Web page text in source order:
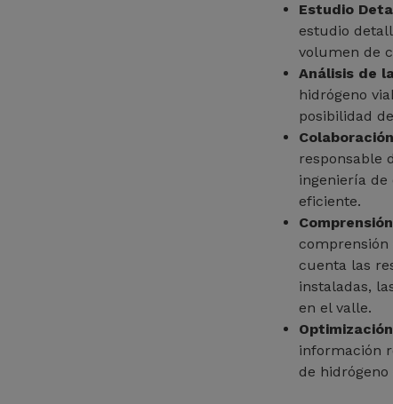
Estudio
estudio
volumen de
Análisis de
hidrógeno
posibilidad
responsable
ingeniería
eficiente.
cuenta las
instaladas,
en el valle.
información
de